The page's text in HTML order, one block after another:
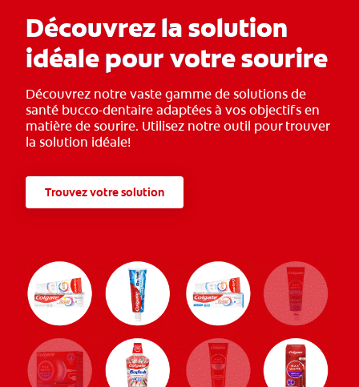
Découvrez la solution
idéale pour votre sourire
Découvrez notre vaste gamme de solutions de
santé bucco-dentaire adaptées à vos objectifs en
matière de sourire. Utilisez notre outil pour trouver
la solution idéale!
Trouvez votre solution